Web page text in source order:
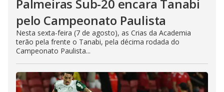
Palmeiras Sub-20 encara Tanabi
pelo Campeonato Paulista
Nesta sexta-feira (7 de agosto), as Crias da Academia
terão pela frente o Tanabi, pela décima rodada do
Campeonato Paulista...